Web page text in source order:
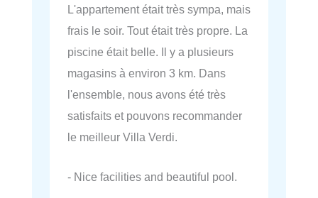
L'appartement était très sympa, mais
frais le soir. Tout était très propre. La
piscine était belle. Il y a plusieurs
magasins à environ 3 km. Dans
l'ensemble, nous avons été très
satisfaits et pouvons recommander
le meilleur Villa Verdi.
- Nice facilities and beautiful pool.